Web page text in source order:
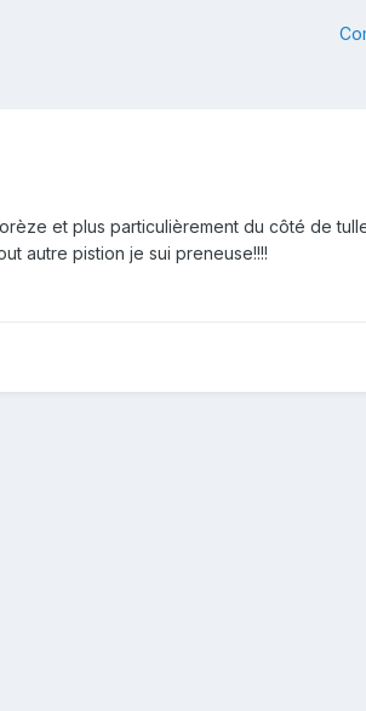
et plus particulièrement du côté de
autre pistion je sui preneuse!!!!